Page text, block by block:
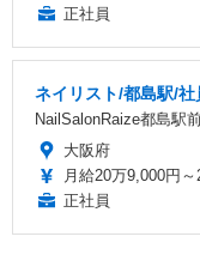
正社員
ネイリスト/都島駅/
NailSalonRaize都島駅
大阪府
月給20万9,000円
正社員